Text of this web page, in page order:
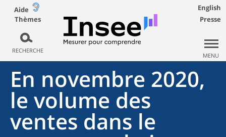
Aide
Thèmes
RECHERCHE
English
Presse
MENU
En novembre 2020,
le volume des
ventes dans le